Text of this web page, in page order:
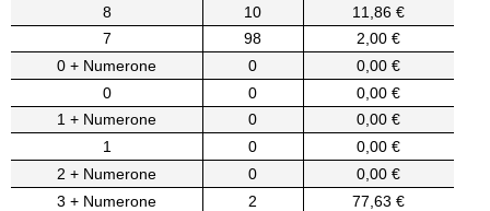
8
10
11,86 €
7
98
2,00 €
0 + Numerone
0
0,00 €
0
0
0,00 €
1 + Numerone
0
0,00 €
1
0
0,00 €
2 + Numerone
0
0,00 €
3 + Numerone
2
77,63 €